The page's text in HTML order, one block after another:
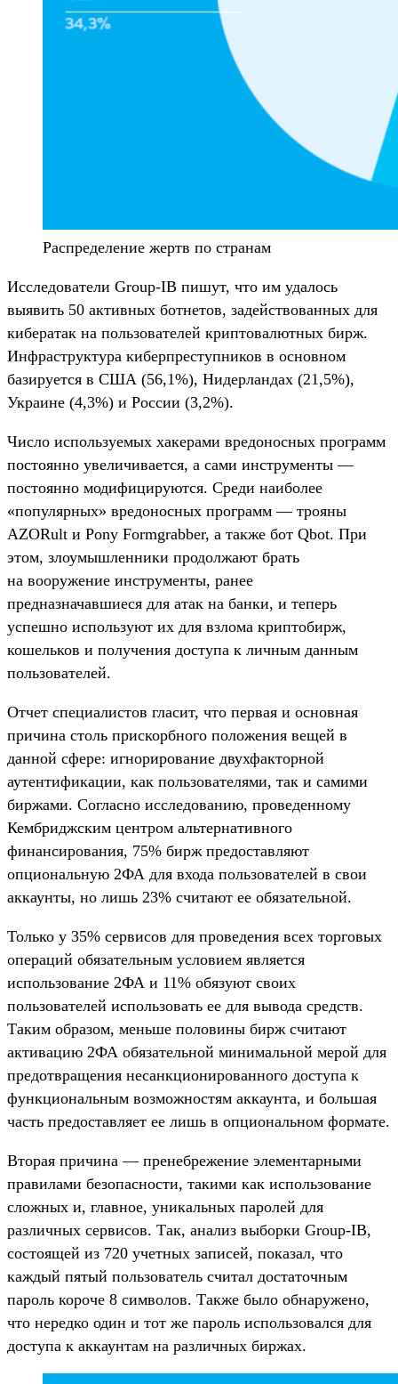
Распределение жертв по странам
Исследователи Group-IB пишут, что им удалось
выявить 50 активных ботнетов, задействованных для
кибератак на пользователей криптовалютных бирж.
Инфраструктура киберпреступников в основном
базируется в США (56,1%), Нидерландах (21,5%),
Украине (4,3%) и России (3,2%).
Число используемых хакерами вредоносных программ
постоянно увеличивается, а сами инструменты —
постоянно модифицируются. Среди наиболее
«популярных» вредоносных программ — трояны
AZORult и Pony Formgrabber, а также бот Qbot. При
этом, злоумышленники продолжают брать
на вооружение инструменты, ранее
предназначавшиеся для атак на банки, и теперь
успешно используют их для взлома криптобирж,
кошельков и получения доступа к личным данным
пользователей.
Отчет специалистов гласит, что первая и основная
причина столь прискорбного положения вещей в
данной сфере: игнорирование двухфакторной
аутентификации, как пользователями, так и самими
биржами. Согласно исследованию, проведенному
Кембриджским центром альтернативного
финансирования, 75% бирж предоставляют
опциональную 2ФА для входа пользователей в свои
аккаунты, но лишь 23% считают ее обязательной.
Только у 35% сервисов для проведения всех торговых
операций обязательным условием является
использование 2ФА и 11% обязуют своих
пользователей использовать ее для вывода средств.
Таким образом, меньше половины бирж считают
активацию 2ФА обязательной минимальной мерой для
предотвращения несанкционированного доступа к
функциональным возможностям аккаунта, и большая
часть предоставляет ее лишь в опциональном формате.
Вторая причина — пренебрежение элементарными
правилами безопасности, такими как использование
сложных и, главное, уникальных паролей для
различных сервисов. Так, анализ выборки Group-IB,
состоящей из 720 учетных записей, показал, что
каждый пятый пользователь считал достаточным
пароль короче 8 символов. Также было обнаружено,
что нередко один и тот же пароль использовался для
доступа к аккаунтам на различных биржах.